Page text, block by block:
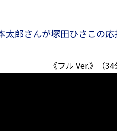
郎さんが塚田ひさこの応
《フル Ver.》（34